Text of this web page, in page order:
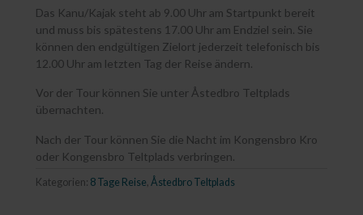
Das Kanu/Kajak steht ab 9.00 Uhr am Startpunkt bereit
und muss bis spätestens 17.00 Uhr am Endziel sein. Sie
können den endgültigen Zielort jederzeit telefonisch bis
12.00 Uhr am letzten Tag der Reise ändern.
Vor der Tour können Sie unter Åstedbro Teltplads
übernachten.
Nach der Tour können Sie die Nacht im Kongensbro Kro
oder Kongensbro Teltplads verbringen.
Kategorien: 8 Tage Reise, Åstedbro Teltplads